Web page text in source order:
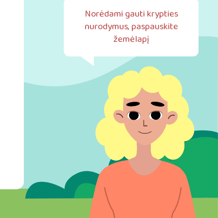
Norėdami gauti krypties
nurodymus, paspauskite
žemėlapį